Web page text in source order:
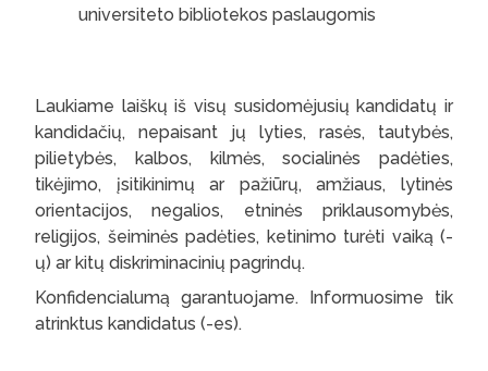
universiteto bibliotekos paslaugomis
Laukiame laiškų iš visų susidomėjusių kandidatų ir
kandidačių, nepaisant jų lyties, rasės, tautybės,
pilietybės, kalbos, kilmės, socialinės padėties,
tikėjimo, įsitikinimų ar pažiūrų, amžiaus, lytinės
orientacijos, negalios, etninės priklausomybės,
religijos, šeiminės padėties, ketinimo turėti vaiką (-
ų) ar kitų diskriminacinių pagrindų.
Konfidencialumą garantuojame. Informuosime tik
atrinktus kandidatus (-es).